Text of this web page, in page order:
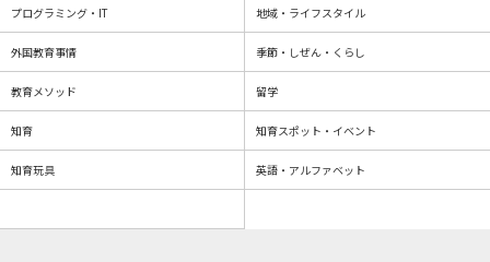
プログラミング・IT 地域・ライフスタイル
外国教育事情 季節・しぜん・くらし
教育メソッド 留学
知育 知育スポット・イベント
知育玩具 英語・アルファベット